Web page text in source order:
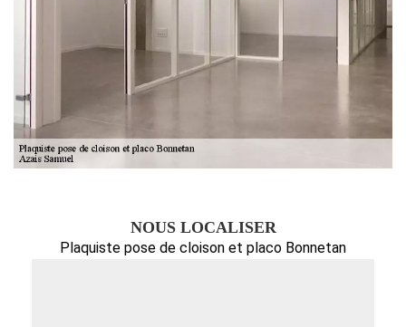
NOUS LOCALISER
Plaquiste pose de cloison et placo Bonnetan